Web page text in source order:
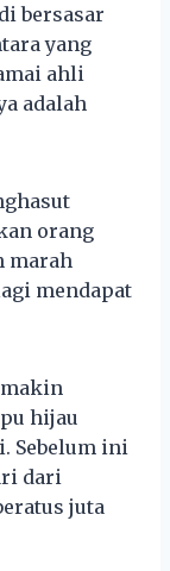
bersasar
yang
ahli
adalah
orang
marah
mendapat
hijau
Sebelum ini
dari
juta